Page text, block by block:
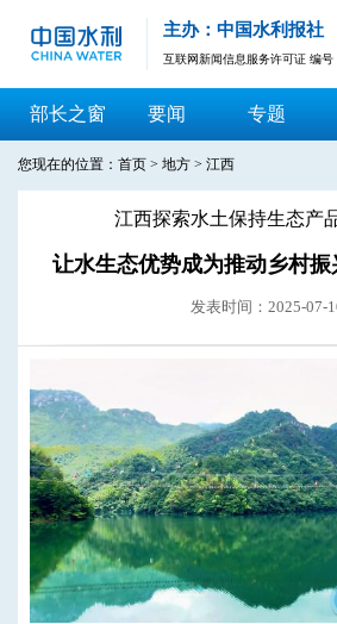
主办：中国水利报社
互联网新闻信息服务许可证 编号
部长之窗 要闻 专题
您现在的位置： 首页 > 地方 > 江西
江西探索水土保持生态产
让水生态优势成为推动乡村振
发表时间：2025-07-